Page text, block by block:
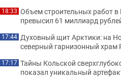
18:33 Объем строительных работ
превысил 61 миллиард
17:44 Духовный щит Арктики: на
северный гарнизонный храм
17:17 Тайны Кольской
показал уникальный